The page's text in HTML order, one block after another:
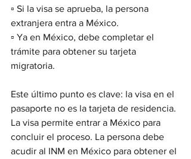
▫️ Si la visa se aprueba, la persona
extranjera entra a México.
▫️ Ya en México, debe completar el
trámite para obtener su tarjeta
migratoria.
Este último punto es clave: la visa en el
pasaporte no es la tarjeta de residencia.
La visa permite entrar a México para
concluir el proceso. La persona debe
acudir al INM en México para obtener el